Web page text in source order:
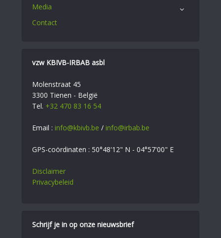
Media
Contact
vzw KBIVB-IRBAB asbl
Molenstraat 45
3300 Tienen - België
Tel. +32 470 83 16 54
Email : info@kbivb.be / info@irbab.be
GPS-coördinaten : 50°48'12" N - 04°57'00" E
Disclaimer
Privacybeleid
Schrijf je in op onze nieuwsbrief